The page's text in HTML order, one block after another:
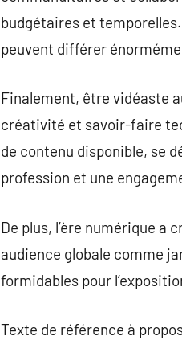
budgétaires et
peuvent différer
Finalement, être vidéaste
créativité et savoir-faire
de contenu disponible, se
profession et une
De plus, l’ère numérique a
audience globale comme
formidables pour
Texte de référence à